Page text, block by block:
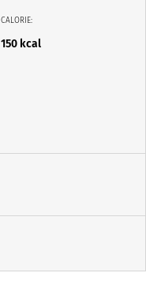
CALORIE:
150 kcal